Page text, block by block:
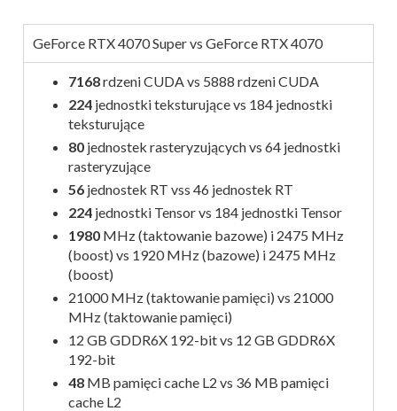
GeForce RTX 4070 Super vs GeForce RTX 4070
7168rdzeni CUDA vs 5888 rdzeni CUDA
224 jednostki teksturujące vs 184 jednostki
teksturujące
80 jednostek rasteryzujących vs 64 jednostki
rasteryzujące
56 jednostek RT vss 46 jednostek RT
224 jednostki Tensor vs 184 jednostki Tensor
1980 MHz (taktowanie bazowe) i 2475 MHz
(boost) vs 1920 MHz (bazowe) i 2475 MHz
(boost)
21000 MHz (taktowanie pamięci) vs 21000
MHz (taktowanie pamięci)
12 GB GDDR6X 192-bit vs 12 GB GDDR6X
192-bit
48 MB pamięci cache L2 vs 36 MB pamięci
cache L2